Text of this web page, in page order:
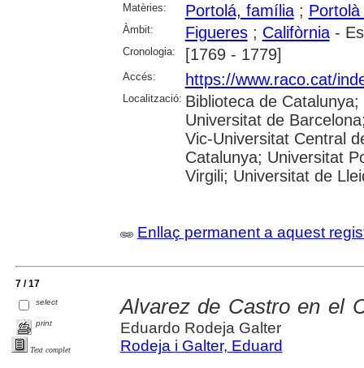
Matèries:
Portolá, família;
Àmbit: Figueres; Califòrnia-
Cronologia: [1769 - 1779]
Accés: https://www.raco.cat/
Localització: Biblioteca de
Universitat de
Vic-Universitat Central
Catalunya; Universitat
Virgili; Universitat de
Enllaç permanent a aquest
7 / 17
select
print
Text complet
Alvarez de Castro en el
Eduardo Rodeja Galter
Rodeja i Galter, Eduard